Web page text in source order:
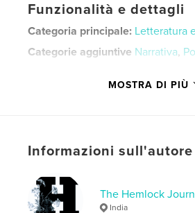
Funzionalità e dettagli
Categoria principale: Letteratura
Categorie aggiuntive Narrativa,
122
Parole chiave
lit mag The hemlock journal issue 10
MOSTRA DI PIÙ
Informazioni sull'autore
The Hemlock
India